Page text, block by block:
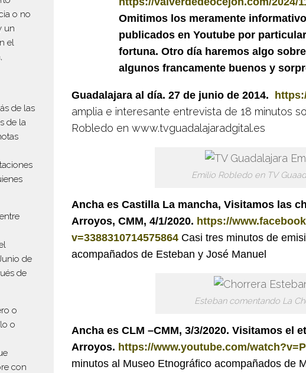
Omitimos los meramente
publicados en Youtube por
fortuna. Otro día haremos algo
algunos francamente buenos y
Guadalajara al día. 27 de junio de 2014.
amplia e interesante entrevista de 18 minutos
Robledo en www.tvguadalajaradgital.es
Emilio Robledo en TV
Ancha es Castilla La mancha, Visitamos las
Arroyos, CMM, 4/1/2020. https://
v=3388310714575864 Casi tres minutos de
acompañados de Esteban y José Manuel
Esteban comentando La
Ancha es CLM –CMM, 3/3/2020. Visitamos el
Arroyos. https://www.youtube.com/
minutos al Museo Etnográfico acompañados de
o no
un
el
de las
de la
de
de
o
o
con